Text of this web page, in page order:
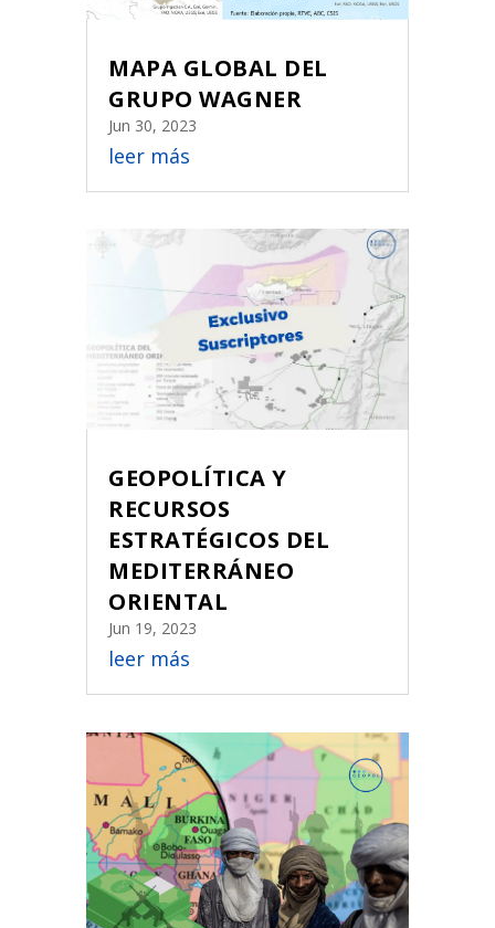
MAPA GLOBAL DEL
GRUPO WAGNER
Jun 30, 2023
leer más
GEOPOLÍTICA Y
RECURSOS
ESTRATÉGICOS DEL
MEDITERRÁNEO
ORIENTAL
Jun 19, 2023
leer más